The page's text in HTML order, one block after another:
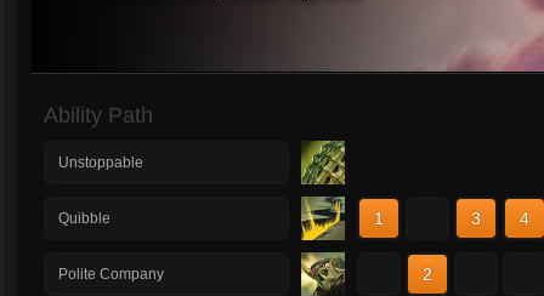
Ability Path
Unstoppable
Quibble 1 3 4
Polite Company 2